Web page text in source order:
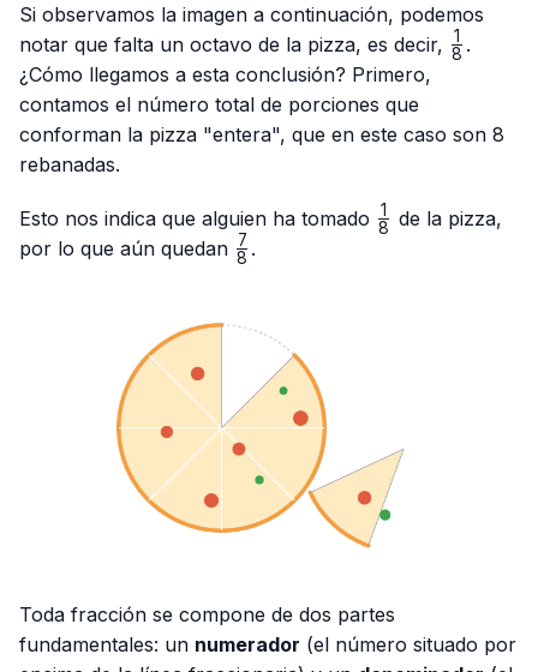
Si observamos la imagen a continuación, podemos
notar que falta un octavo de la pizza, es decir, \frac{1}
8
1 .
¿Cómo llegamos a esta conclusión? Primero,
contamos el número total de porciones que
conforman la pizza "entera", que en este caso son 8
rebanadas.
Esto nos indica que alguien ha tomado \frac{1}
8
1
de la pizza,
por lo que aún quedan \frac{7}
8
7 .
Toda fracción se compone de dos partes
fundamentales: un numerador (el número situado por